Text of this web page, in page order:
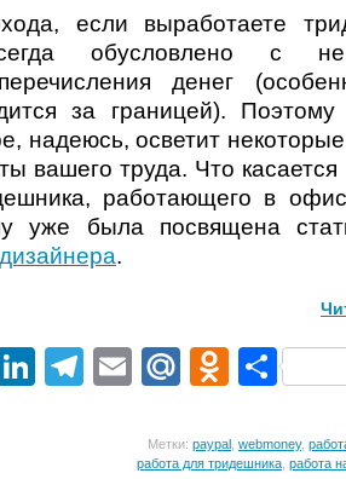
если выработаете
обусловлено с
денег
за границей). Поэтому
надеюсь, осветит
вашего труда. Что
работающего в
уже была посвящена
.
TwitterLinkedIn
Telegram
EmailMail.Ru
Метки: paypal webmoney,
работа для тридешника работа